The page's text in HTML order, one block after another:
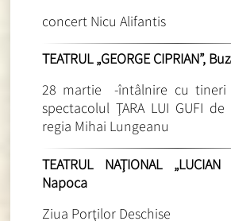
concert Nicu Alifantis
TEATRUL „GEORGE CIPRIAN”,
28 martie -întâlnire cu tineri
spectacolul ŢARA LUI GUFI
regia Mihai Lungeanu
TEATRUL NAŢIONAL
Napoca
Ziua Porţilor Deschise